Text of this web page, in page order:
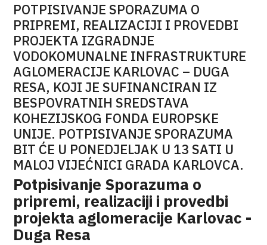
POTPISIVANJE SPORAZUMA O
PRIPREMI, REALIZACIJI I PROVEDBI
PROJEKTA IZGRADNJE
VODOKOMUNALNE INFRASTRUKTURE
AGLOMERACIJE KARLOVAC – DUGA
RESA, KOJI JE SUFINANCIRAN IZ
BESPOVRATNIH SREDSTAVA
KOHEZIJSKOG FONDA EUROPSKE
UNIJE. POTPISIVANJE SPORAZUMA
BIT ĆE U PONEDJELJAK U 13 SATI U
MALOJ VIJEĆNICI GRADA KARLOVCA.
Potpisivanje Sporazuma o
pripremi, realizaciji i provedbi
projekta aglomeracije Karlovac -
Duga Resa